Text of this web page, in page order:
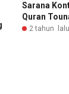
Sarana
Quran
2 tahun lalu